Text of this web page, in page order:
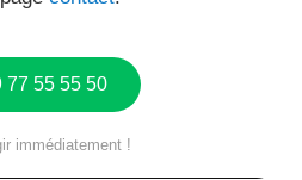
77 55 55 50
immédiatement !